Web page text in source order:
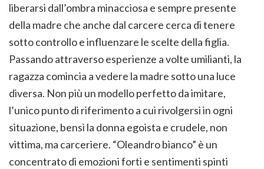
liberarsi dall’ombra minacciosa e sempre presente
della madre che anche dal carcere cerca di tenere
sotto controllo e influenzare le scelte della figlia.
Passando attraverso esperienze a volte umilianti, la
ragazza comincia a vedere la madre sotto una luce
diversa. Non più un modello perfetto da imitare,
l’unico punto di riferimento a cui rivolgersi in ogni
situazione, bensì la donna egoista e crudele, non
vittima, ma carceriere. “Oleandro bianco” è un
concentrato di emozioni forti e sentimenti spinti